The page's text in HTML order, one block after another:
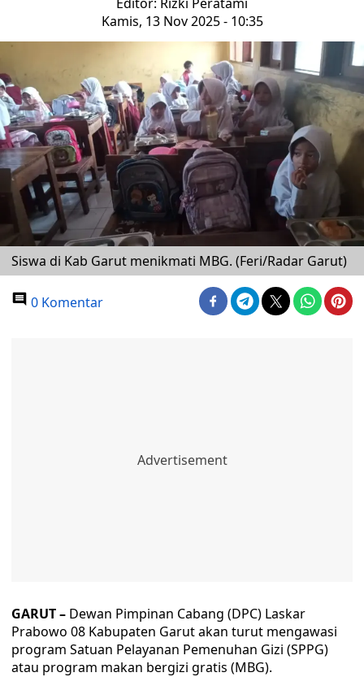
Kamis, 13 Nov 2025 - 10:35
Siswa di Kab Garut menikmati MBG. (Feri/Radar Garut)
0 Komentar
GARUT – Dewan Pimpinan Cabang (DPC) Laskar
Prabowo 08 Kabupaten Garut akan turut mengawasi
program Satuan Pelayanan Pemenuhan Gizi (SPPG)
atau program makan bergizi gratis (MBG).